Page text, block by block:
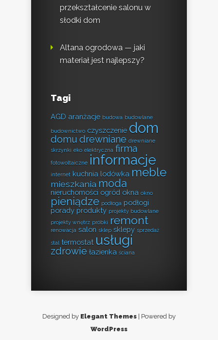
przekształcenie salonu w
słodki dom
Altana ogrodowa — jaki
materiał jest najlepszy?
Tagi
AGD aranżacje budowa budowlane
budownictwo czyszczenie dom
domu drewniane drewniane
skrzynki eko elektryczna firma
fotowoltaiczne informacje
internet kuchnia lodówka meble
mieszkania moda
nieruchomości ogród okna okno
pieniądze podłoga podłogi
porady produkty projekty budowlane
projekty wnętrz próbki remont
renowacja salon sklep sklepy sprzedaż
stal termostat usługi
zdrowie łazienka ściana
Designed by Elegant Themes | Powered by
WordPress